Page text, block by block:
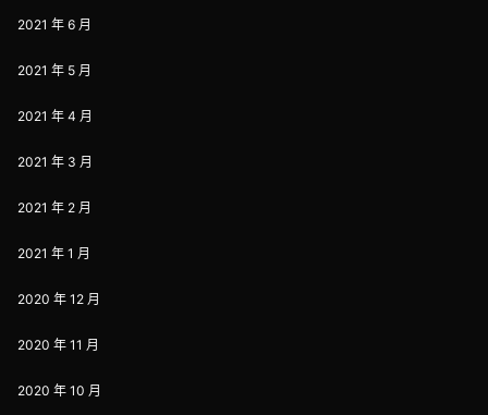
2021 年 6 月
2021 年 5 月
2021 年 4 月
2021 年 3 月
2021 年 2 月
2021 年 1 月
2020 年 12 月
2020 年 11 月
2020 年 10 月